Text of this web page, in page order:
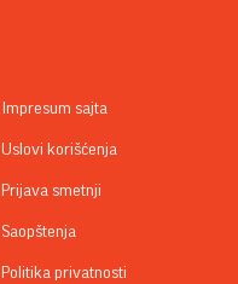
Impresum sajta
Uslovi korišćenja
Prijava smetnji
Saopštenja
Politika privatnosti